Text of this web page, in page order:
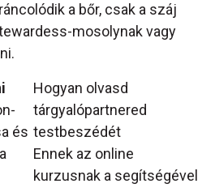
a bőr, csak a száj
mosolynak vagy
Hogyan olvasd
tárgyalópartnered
testbeszédét
Ennek az online
kurzusnak a segítségével
és